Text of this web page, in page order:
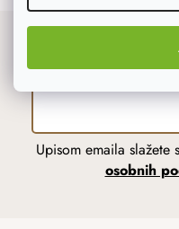
Upisom emaila slažete
osobnih